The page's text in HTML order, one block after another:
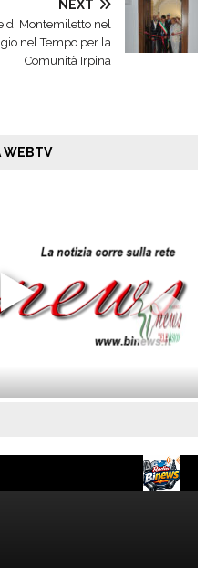
NEXT
di Montemiletto nel
nel Tempo per la
Comunità Irpina
WEBTV